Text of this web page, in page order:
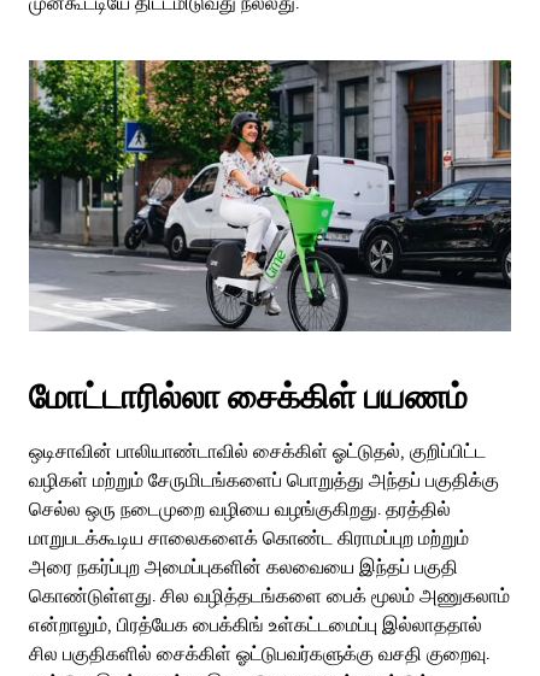
மோட்டாரில்லா சைக்கிள் பயணம்
ஒடிசாவின் பாலியாண்டாவில் சைக்கிள் ஓட்டுதல், குறிப்பிட்ட
வழிகள் மற்றும் சேருமிடங்களைப் பொறுத்து அந்தப் பகுதிக்கு
செல்ல ஒரு நடைமுறை வழியை வழங்குகிறது. தரத்தில்
மாறுபடக்கூடிய சாலைகளைக் கொண்ட கிராமப்புற மற்றும்
அரை நகர்ப்புற அமைப்புகளின் கலவையை இந்தப் பகுதி
கொண்டுள்ளது. சில வழித்தடங்களை பைக் மூலம் அணுகலாம்
என்றாலும், பிரத்யேக பைக்கிங் உள்கட்டமைப்பு இல்லாததால்
சில பகுதிகளில் சைக்கிள் ஓட்டுபவர்களுக்கு வசதி குறைவு.